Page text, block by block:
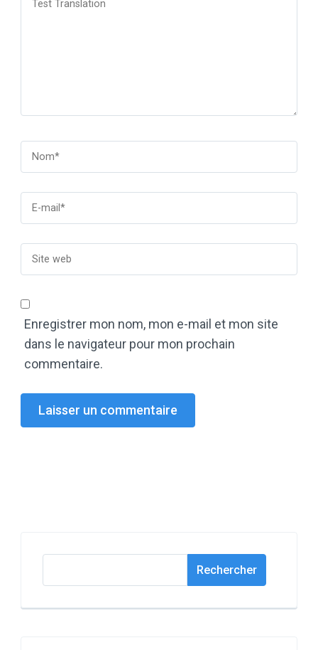
Enregistrer mon nom, mon e-mail et mon site
dans le navigateur pour mon prochain
commentaire.
Rechercher